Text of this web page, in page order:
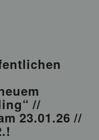
//
23.01.26 //